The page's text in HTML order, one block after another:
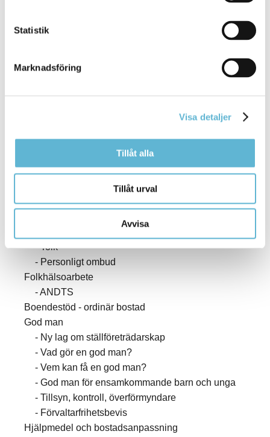
Statistik
Marknadsföring
Visa detaljer
Tillåt alla
Tillåt urval
Avvisa
Patientsäkerhetsberättelse
Rehabilitering
Färdtjänst och sjukresor
Parkeringstillstånd
Psykisk ohälsa/Socialpsykiatri
Barn och ungdomar med psykisk ohälsa
Äldrelinjen
Tolk
Personligt ombud
Folkhälsoarbete
ANDTS
Boendestöd - ordinär bostad
God man
Ny lag om ställföreträdarskap
Vad gör en god man?
Vem kan få en god man?
God man för ensamkommande barn och unga
Tillsyn, kontroll, överförmyndare
Förvaltarfrihetsbevis
Hjälpmedel och bostadsanpassning